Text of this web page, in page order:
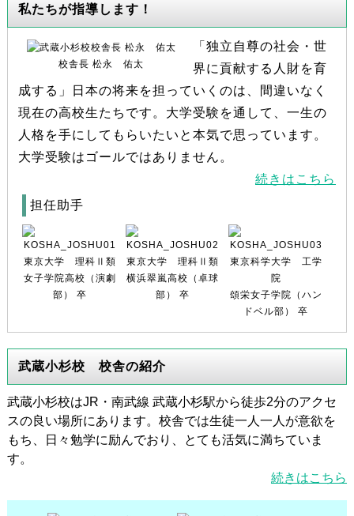
私たちが指導します！
校舎長 松永 佑太
「独立自尊の社会・世
界に貢献する人財を育
成する」日本の将来を担っていくのは、間違いなく
現在の高校生たちです。大学受験を通して、一生の
人格を手にしてもらいたいと本気で思っています。
大学受験はゴールではありません。
続きはこちら
担任助手
東京大学 理科Ⅱ類
女子学院高校（演劇
部） 卒
東京大学 理科Ⅱ類
横浜翠嵐高校（卓球
部） 卒
東京科学大学 工学
院
頌栄女子学院（ハン
ドベル部） 卒
武蔵小杉校 校舎の紹介
武蔵小杉校はJR・南武線 武蔵小杉駅から徒歩2分のアクセ
スの良い場所にあります。校舎では生徒一人一人が意欲を
もち、日々勉学に励んでおり、とても活気に満ちていま
す。
続きはこちら